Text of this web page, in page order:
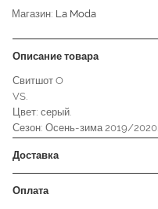
Магазин: La Moda
Описание товара
Свитшот O
VS.
Цвет: серый.
Сезон: Осень-зима 2019/2020.
Доставка
Оплата